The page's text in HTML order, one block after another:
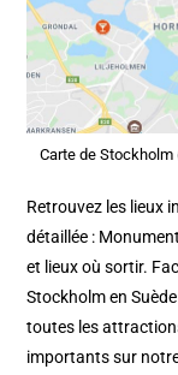
Carte de
Retrouvez les lieux
détaillée :
et lieux où sortir.
Stockholm en
toutes les
importants sur